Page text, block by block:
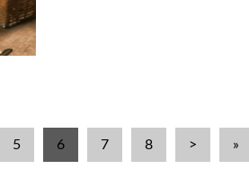
5 6 7 8 > »